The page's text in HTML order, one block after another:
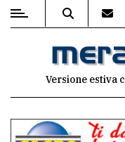
MENUVersione estiva